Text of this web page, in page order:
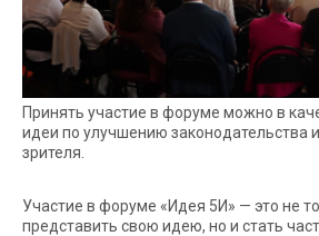
Принять участие в форуме можно в
идеи по улучшению законодательства
зрителя.
Участие в форуме «Идея 5И» — это не
представить свою идею, но и стать